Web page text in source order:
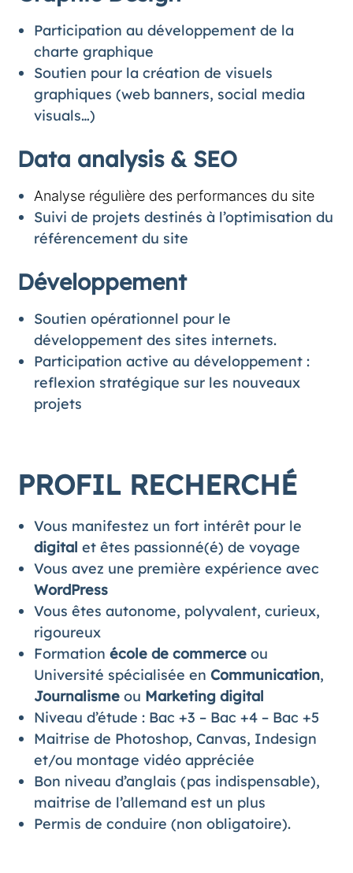
Participation au développement de la
charte graphique
Soutien pour la création de visuels
graphiques (web banners, social media
visuals…)
Data analysis & SEO
Analyse régulière des performances du site
Suivi de projets destinés à l’optimisation du
référencement du site
Développement
Soutien opérationnel pour le
développement des sites internets.
Participation active au développement :
reflexion stratégique sur les nouveaux
projets
PROFIL RECHERCHÉ
Vous manifestez un fort intérêt pour le
digital et êtes passionné(é) de voyage
Vous avez une première expérience avec
WordPress
Vous êtes autonome, polyvalent, curieux,
rigoureux
Formation école de commerceou
Université spécialisée en Communication,
Journalismeou Marketing digital
Niveau d’étude : Bac +3 – Bac +4 – Bac +5
Maitrise de Photoshop, Canvas, Indesign
et/ou montage vidéo appréciée
Bon niveau d’anglais (pas indispensable),
maitrise de l’allemand est un plus
Permis de conduire (non obligatoire).